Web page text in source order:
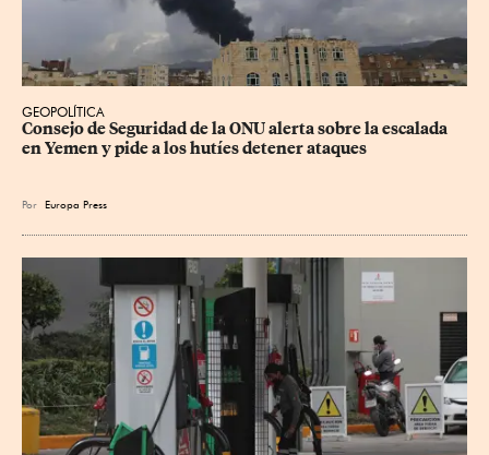
GEOPOLÍTICA
Consejo de Seguridad de la ONU alerta sobre la escalada
en Yemen y pide a los hutíes detener ataques
Por Europa Press